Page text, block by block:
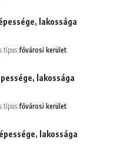
lakossága
típus:fővárosi kerület
lakossága
típus:fővárosi kerület
lakossága